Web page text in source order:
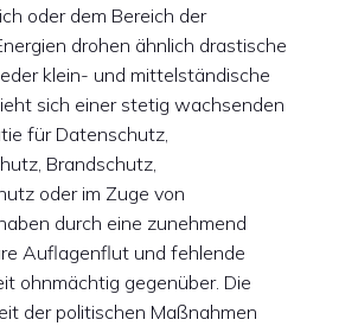
oder dem Bereich der
drohen ähnlich drastische
klein- und mittelständische
sich einer stetig wachsenden
für Datenschutz,
Brandschutz,
oder im Zuge von
durch eine zunehmend
Auflagenflut und fehlende
ohnmächtig gegenüber. Die
der politischen Maßnahmen